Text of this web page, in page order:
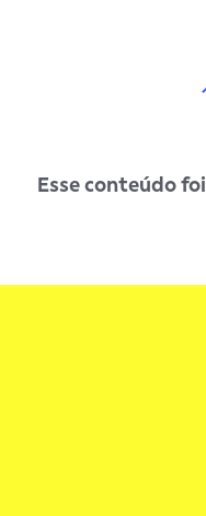
Esse conteúdo